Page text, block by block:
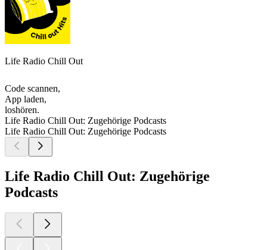
Life Radio Chill Out
Code scannen,
App laden,
loshören.
Life Radio Chill Out: Zugehörige Podcasts
Life Radio Chill Out: Zugehörige Podcasts
Life Radio Chill Out: Zugehörige
Podcasts